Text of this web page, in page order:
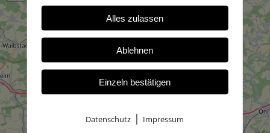
Alles zulassen
Ablehnen
Einzeln bestätigen
Datenschutz | Impressum